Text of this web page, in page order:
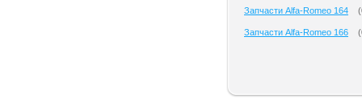
Запчасти Alfa-Romeo 164 (
Запчасти Alfa-Romeo 166 (